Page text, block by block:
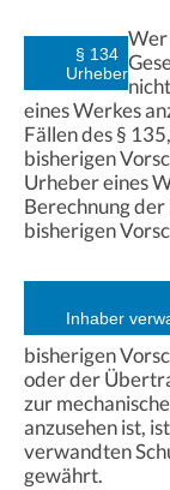
§ 134
Urheber
Wer
eines Werkes
Fällen des §
bisherigen
Urheber eines
Berechnung
bisherigen
Inhaber
bisherigen
oder der
zur
anzusehen ist,
verwandten
gewährt.